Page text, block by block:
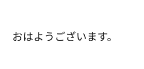
おはようございます。